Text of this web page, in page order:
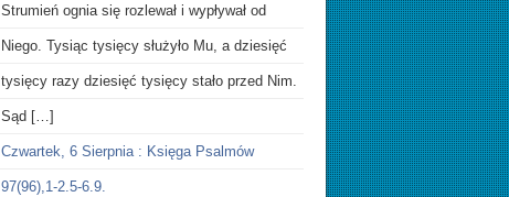
Strumień ognia się rozlewał i wypływał od
Niego. Tysiąc tysięcy służyło Mu, a dziesięć
tysięcy razy dziesięć tysięcy stało przed Nim.
Sąd […]
Czwartek, 6 Sierpnia : Księga Psalmów
97(96),1-2.5-6.9.